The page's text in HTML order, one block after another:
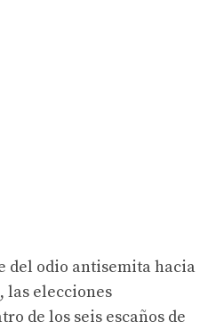
del odio antisemita hacia
las elecciones
de los seis escaños de